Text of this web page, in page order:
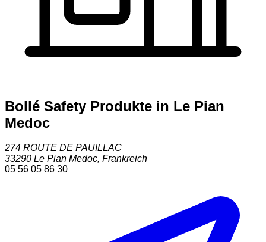
Bollé Safety Produkte in Le Pian
Medoc
274 ROUTE DE PAUILLAC
33290 Le Pian Medoc, Frankreich
05 56 05 86 30